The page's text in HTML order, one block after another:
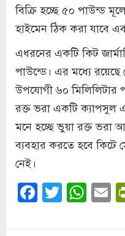
বিক্রি হচ্ছে ৫০ পাউন্ড
হাইমেন ঠিক করা যাবে
এধরনের একটি কিট
পাউন্ডে। এর মধ্যে
উপযোগী ৬০ মিলিলিটার
রক্ত ভরা একটি ক্যাপসুল
মনে হচ্ছে ভুয়া রক্ত ভরা
ব্যবহার করতে হবে কিটে
নেই।
Facebook
Twitter